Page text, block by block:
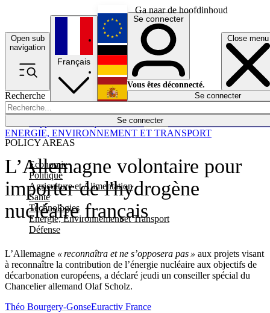
Ga naar de hoofdinhoud
Open sub
navigation
Close menu
Recherche
Se connecter
POLICY AREAS
Economie
Politique
Agriculture et Alimentation
Santé
Technologies
Energie, Environnement et Transport
Défense
Économie
Français
English
Deutsch
Español
Se connecter
Vous êtes déconnecté.
Se connecter
L’Allemagne volontaire pour
importer de l'hydrogène
nucléaire français
L’Allemagne « reconnaîtra et ne s’opposera pas » aux projets visant
à reconnaître la contribution de l’énergie nucléaire aux objectifs de
décarbonation européens, a déclaré jeudi un conseiller spécial du
Chancelier allemand Olaf Scholz.
ENERGIE, ENVIRONNEMENT ET TRANSPORT
Théo Bourgery-GonseEuractiv France